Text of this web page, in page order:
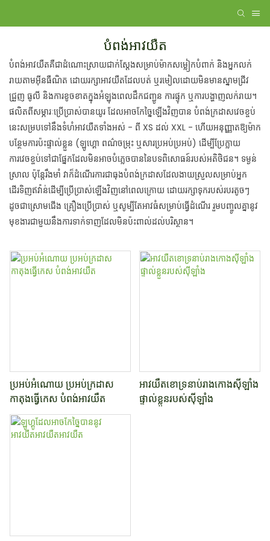
បំពង់អាវយឺត
បំពង់អាវយឺតគឺជាដំណោះស្រាយជាក់ស្តែងសម្រាប់ម៉ាកសម្លៀកបំពាក់ និងអ្នកលក់
រាយតាមអ៊ីនធឺណិត ដោយរក្សាអាវយឺតដែលបត់ ឬរមៀលដោយមិនមានស្នាមជ្រីវ
ជ្រួញ ធូលី និងការខូចខាតក្នុងអំឡុងពេលដឹកជញ្ជូន ការផ្ទុក ឬការបង្ហាញលក់រាយ។
ផលិតពីសម្ភារៈប្រើប្រាស់បានយូរ ដែលអាចកែច្នៃឡើងវិញបាន បំពង់ក្រដាសវេចខ្ចប់
នេះសម្របទៅនឹងទំហំអាវយឺតទាំងអស់ - ពី XS ដល់ XXL - ហើយអនុញ្ញាតឱ្យម៉ាក
បន្ថែមការប៉ះផ្ទាល់ខ្លួន (ឡូហ្គោ ពណ៌ចម្រុះ ឬសារប្រអប់ប្រអប់) ដើម្បីប្រែក្លាយ
ការវេចខ្ចប់ទៅជាផ្នែកដែលមិនអាចបំភ្លេចបាននៃបទពិសោធន៍របស់អតិថិជន។ ទម្ងន់
ស្រាល ប៉ុន្តែរឹងមាំ វាក៏ដំណើរការជាធុងបំពង់ក្រដាសដែលងាយស្រួលសម្រាប់អ្នក
ដើរទិញឥវ៉ាន់ដើម្បីប្រើប្រាស់ឡើងវិញនៅពេលក្រោយ ដោយរក្សាទុករបស់របរតូចៗ
ដូចជាស្រោមជើង គ្រឿងប្រើប្រាស់ ឬសូម្បីតែអាវធំសម្រាប់ធ្វើដំណើរ រួមបញ្ចូលគ្នានូវ
មុខងារជាមួយនឹងការទាក់ទាញដែលមិនប៉ះពាល់ដល់បរិស្ថាន។
ប្រអប់អំណោយ ប្រអប់ក្រដាស
កាតុងធ្វើកេស បំពង់អាវយឺត
អាវយឺតខោទ្រនាប់រាងកោងស៊ីឡាំង
ផ្ទាល់ខ្លួនរបស់ស៊ីឡាំង